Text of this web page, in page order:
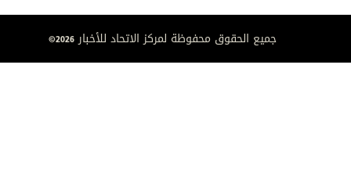
جميع الحقوق محفوظة لمركز الاتحاد للأخبار 2026©